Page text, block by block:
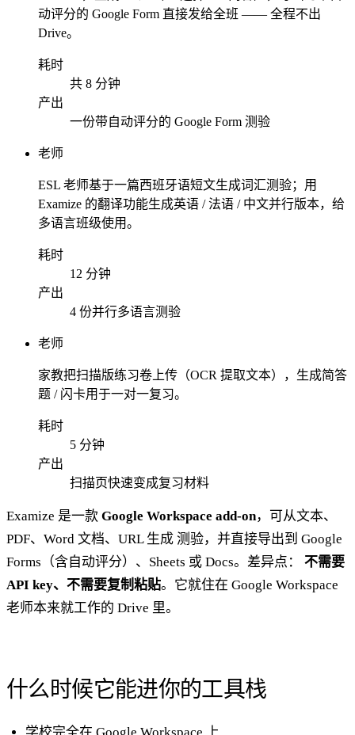
动评分的 Google Form 直接发给全班 —— 全程不出
Drive。
耗时
共 8 分钟
产出
一份带自动评分的 Google Form 测验
老师
ESL 老师基于一篇西班牙语短文生成词汇测验；用
Examize 的翻译功能生成英语 / 法语 / 中文并行版本，给
多语言班级使用。
耗时
12 分钟
产出
4 份并行多语言测验
老师
家教把扫描版练习卷上传（OCR 提取文本），生成简答
题 / 闪卡用于一对一复习。
耗时
5 分钟
产出
扫描页快速变成复习材料
Examize 是一款 Google Workspace add-on，可从文本、
PDF、Word 文档、URL 生成 测验，并直接导出到 Google
Forms（含自动评分）、Sheets 或 Docs。差异点： 不需要
API key、不需要复制粘贴。它就住在 Google Workspace
老师本来就工作的 Drive 里。
什么时候它能进你的工具栈